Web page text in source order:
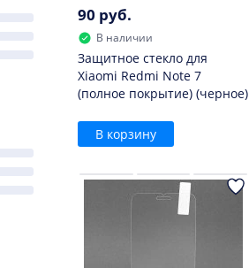
90 руб.
В наличии
Защитное стекло для
Xiaomi Redmi Note 7
(полное покрытие) (черное)
В корзину